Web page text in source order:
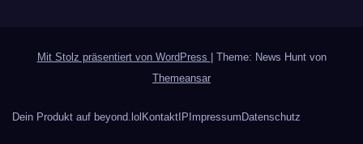
Mit Stolz präsentiert von WordPress
Theme: News Hunt von
Themeansar
Dein Produkt auf beyond.lol Kontakt IP Impressum Datenschutz